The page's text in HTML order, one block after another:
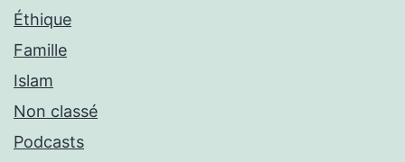
Éthique
Famille
Islam
Non classé
Podcasts